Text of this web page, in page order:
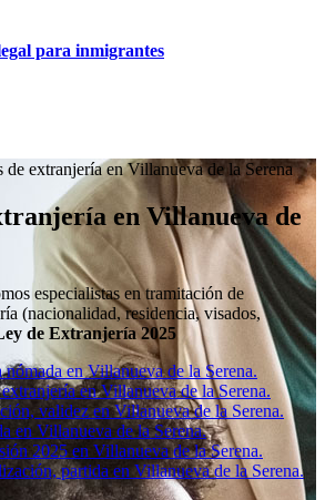
para inmigrantes
extranjería enVillanueva de la Serena
en Villanueva de
especialistas en tramitación de
(nacionalidad, residencia, visados,
de Extranjería 2025
en Villanueva de la Serena.
en Villanueva de la Serena.
validez en Villanueva de la Serena.
en Villanueva de la Serena.
2025 en Villanueva de la Serena.
partida en Villanueva de la Serena.